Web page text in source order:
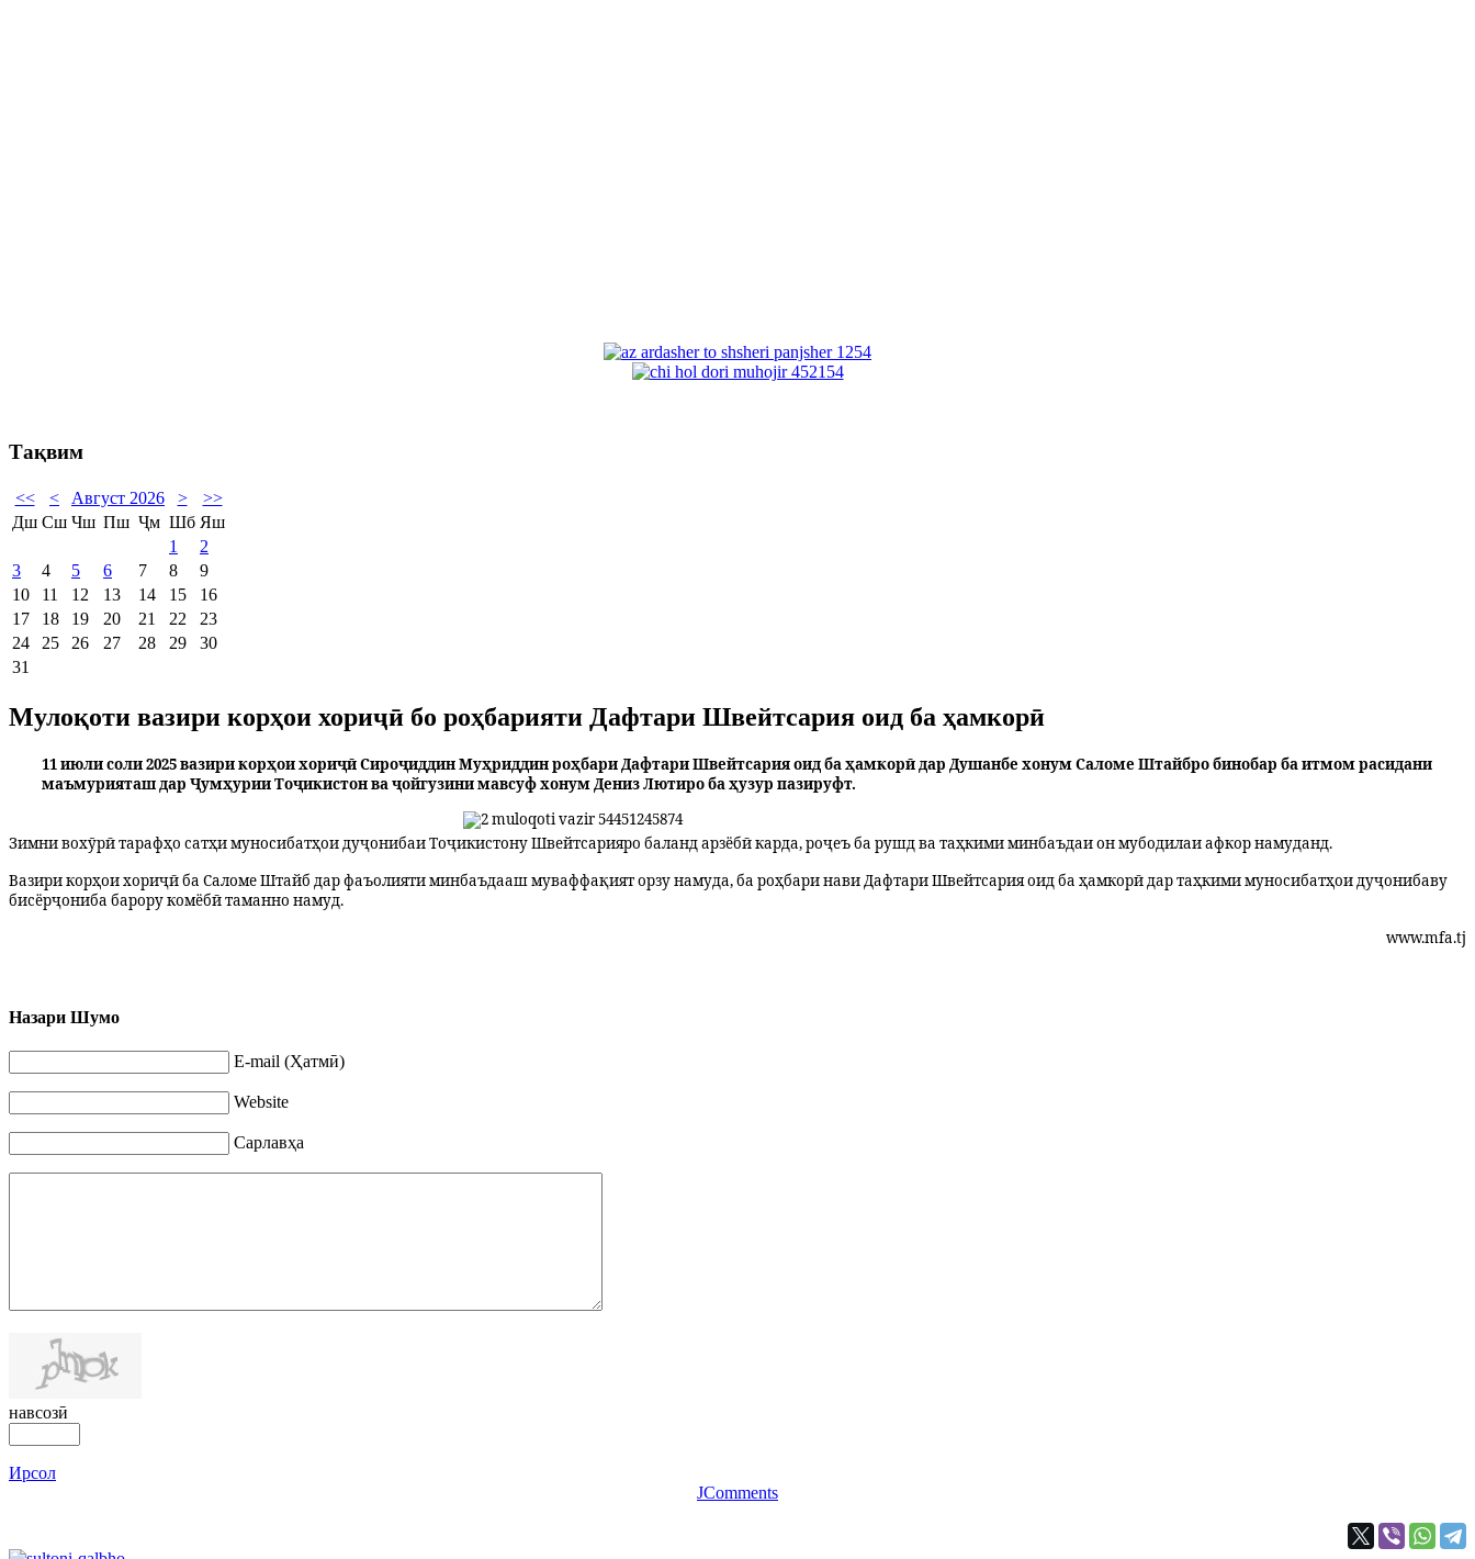
Тақвим
<< < Август 2026 >
>>
Дш Сш Чш Пш Ҷм Шб Яш
1
2
3
4 5 6 7 8
9
10
11 12 13 14 15
16
17
18 19 20 21 22
23
24
25 26 27 28 29
30
31
Мулоқоти вазири корҳои хориҷӣ бо роҳбарияти Дафтари Швейтсария оид ба ҳамкорӣ
11 июли соли 2025 вазири корҳои хориҷӣ Сироҷиддин Муҳриддин роҳбари Дафтари Швейтсария оид ба ҳамкорӣ дар Душанбе хонум Саломе Штайбро бинобар ба итмом расидани
маъмурияташ дар Ҷумҳурии Тоҷикистон ва ҷойгузини мавсуф хонум Дениз Лютиро ба ҳузур пазируфт.
Зимни вохӯрӣ тарафҳо сатҳи муносибатҳои дуҷонибаи Тоҷикистону Швейтсарияро баланд арзёбӣ карда, роҷеъ ба рушд ва таҳкими минбаъдаи он мубодилаи афкор намуданд.
Вазири корҳои хориҷӣ ба Саломе Штайб дар фаъолияти минбаъдааш муваффақият орзу намуда, ба роҳбари нави Дафтари Швейтсария оид ба ҳамкорӣ дар таҳкими муносибатҳои дуҷонибаву
бисёрҷониба барору комёбӣ таманно намуд.
www.mfa.tj
Назари Шумо
E-mail (Ҳатмӣ)
Website
Сарлавҳа
навсозӣ
Ирсол
JComments